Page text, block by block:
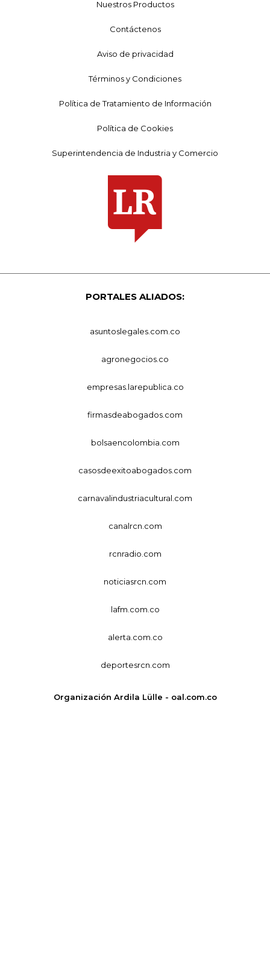
Nuestros Productos
Contáctenos
Aviso de privacidad
Términos y Condiciones
Política de Tratamiento de Información
Política de Cookies
Superintendencia de Industria y Comercio
PORTALES ALIADOS:
asuntoslegales.com.co
agronegocios.co
empresas.larepublica.co
firmasdeabogados.com
bolsaencolombia.com
casosdeexitoabogados.com
carnavalindustriacultural.com
canalrcn.com
rcnradio.com
noticiasrcn.com
lafm.com.co
alerta.com.co
deportesrcn.com
Organización Ardila Lülle - oal.com.co